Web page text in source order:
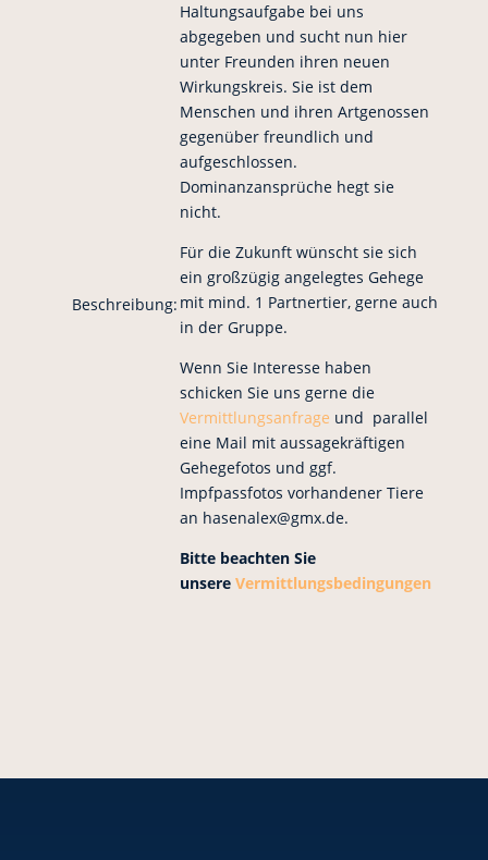
Beschreibung:
Haltungsaufgabe bei uns
abgegeben und sucht nun hier
unter Freunden ihren neuen
Wirkungskreis. Sie ist dem
Menschen und ihren Artgenossen
gegenüber freundlich und
aufgeschlossen.
Dominanzansprüche hegt sie
nicht.
Für die Zukunft wünscht sie sich
ein großzügig angelegtes Gehege
mit mind. 1 Partnertier, gerne auch
in der Gruppe.
Wenn Sie Interesse haben
schicken Sie uns gerne die
Vermittlungsanfrage und parallel
eine Mail mit aussagekräftigen
Gehegefotos und ggf.
Impfpassfotos vorhandener Tiere
an hasenalex@gmx.de.
Bitte beachten Sie
unsere Vermittlungsbedingungen